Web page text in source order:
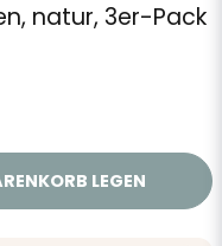
natur, 3er-Pack
LEGEN